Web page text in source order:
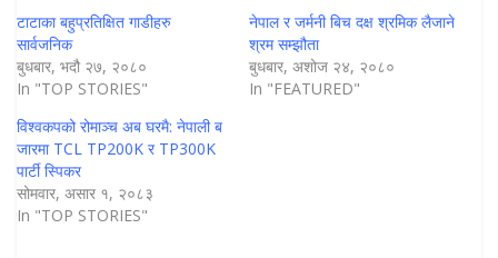
टाटाका बहुप्रतिक्षित गाडीहरु
सार्वजनिक
बुधबार, भदौ २७, २०८०
In "TOP STORIES"
नेपाल र जर्मनी बिच दक्ष श्रमिक लैजाने
श्रम सम्झौता
बुधबार, अशोज २४, २०८०
In "FEATURED"
विश्वकपको रोमाञ्च अब घरमै: नेपाली ब
जारमा TCL TP200K र TP300K
पार्टी स्पिकर
सोमवार, असार १, २०८३
In "TOP STORIES"